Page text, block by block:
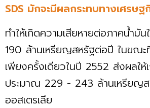
SDS มักจะมีผลกระทบทางเศรษ
ทำให้เกิดความเสียหายต่อภาคน้ำมั
190 ล้านเหรียญสหรัฐต่อปี ในขณะ
เพียงครั้งเดียวในปี 2552 ส่งผลให้
ประมาณ 229 - 243 ล้านเหรียญส
ออสเตรเลีย